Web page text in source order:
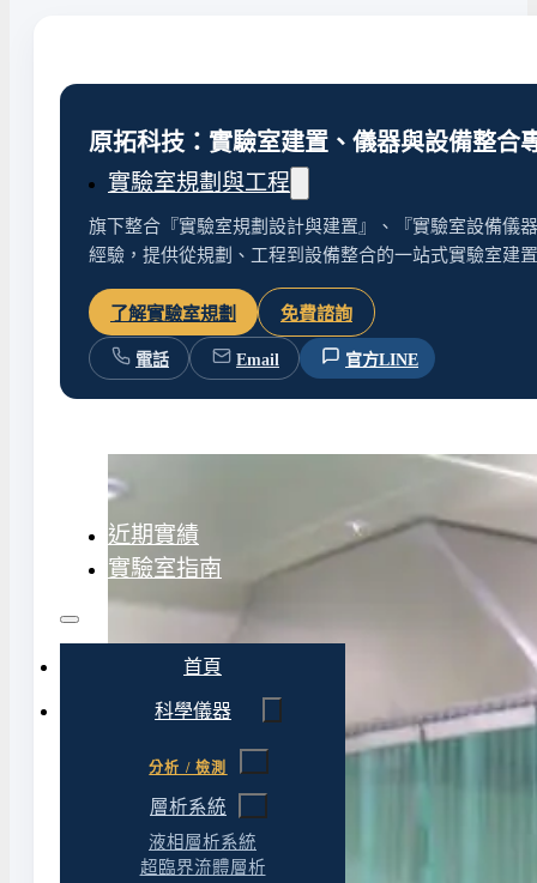
水氣捕捉器 | 浸入式冷卻器
液態氮相關設備
實驗室規劃與工程
實驗室建置服務
實驗桌規劃設計與訂製
實驗室周邊工程
地板鋪設工程
環境汙染防治工程
近期實績
實驗室指南
首頁
科學儀器
分析 / 檢測
層析系統
液相層析系統
超臨界流體層析
原拓科技：實驗室建置、儀器與設備整合
旗下整合『實驗室規劃設計與建置』、『實驗室設備儀
經驗，提供從規劃、工程到設備整合的一站式實驗室建
了解實驗室規劃 免費諮詢
電話 Email 官方LINE